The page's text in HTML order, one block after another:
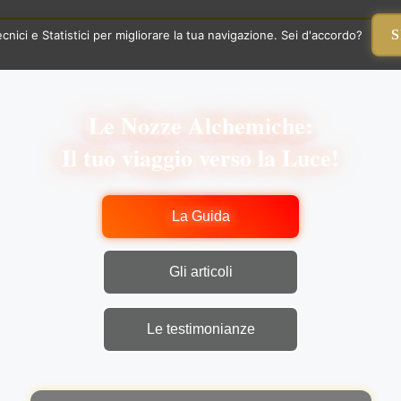
Le Nozze Alchemiche:
Il tuo viaggio verso la Luce!
La Guida
Gli articoli
Le testimonianze
e Statistici per migliorare la tua navigazione. Sei d'accordo?